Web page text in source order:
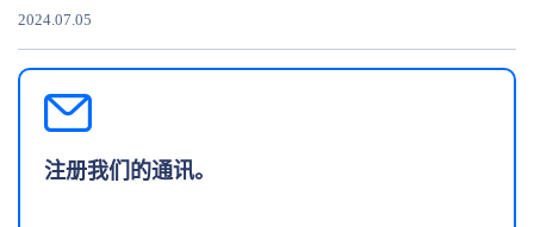
2024.07.05
注册我们的通讯。